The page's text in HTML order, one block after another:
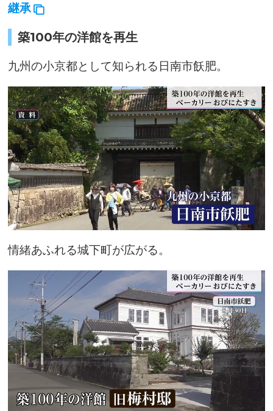
継承
築100年の洋館を再生
九州の小京都として知られる日南市飫肥。
情緒あふれる城下町が広がる。